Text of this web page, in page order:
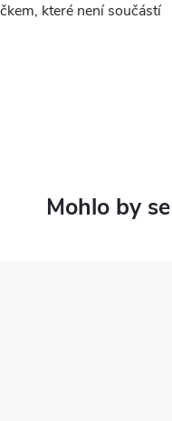
které není součástí